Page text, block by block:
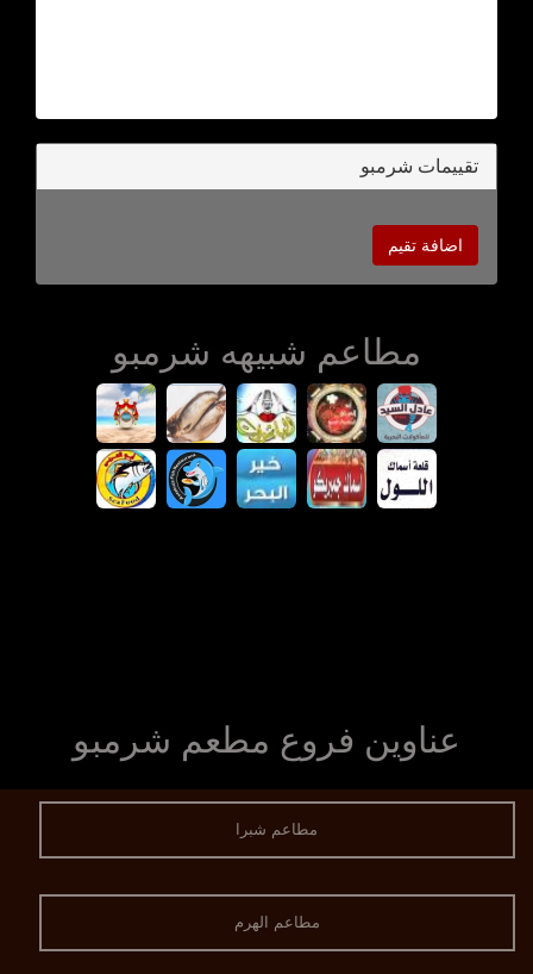
تقييمات شرمبو
اضافة تقيم
مطاعم شبيهه شرمبو
عناوين فروع مطعم شرمبو
مطاعم شبرا
مطاعم الهرم